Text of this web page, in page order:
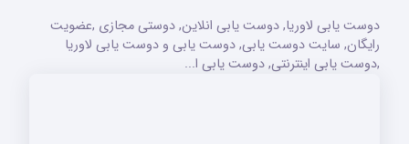
دوست یابی لاوریا, دوست یابی انلاین, دوستی مجازی ,عضویت
رایگان, سایت دوست یابی, دوست یابی و دوست یابی لاوریا
,دوست یابی اینترنتی, دوست یابی ا...